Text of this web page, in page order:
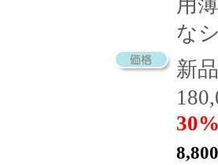
用
な
新
8,800